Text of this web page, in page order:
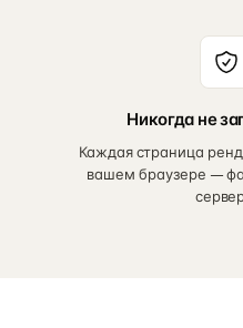
Никогда не
Каждая страница
вашем браузере —